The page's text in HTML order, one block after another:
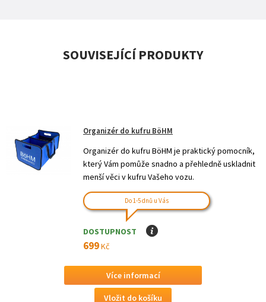
SOUVISEJÍCÍ PRODUKTY
Organizér do kufru BöHM
Organizér do kufru BöHM je praktický pomocník,
který Vám pomůže snadno a přehledně uskladnit
menší věci v kufru Vašeho vozu.
Do 1-5 dnů u Vás
DOSTUPNOST I
699Kč
Více informací